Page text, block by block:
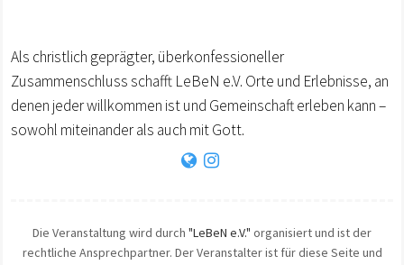
Als christlich geprägter, überkonfessioneller
Zusammenschluss schafft LeBeN e.V. Orte und Erlebnisse, an
denen jeder willkommen ist und Gemeinschaft erleben kann –
sowohl miteinander als auch mit Gott.
Die Veranstaltung wird durch "LeBeN e.V." organisiert und ist der
rechtliche Ansprechpartner. Der Veranstalter ist für diese Seite und